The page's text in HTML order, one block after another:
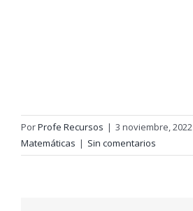
PorProfe Recursos | 3 noviembre, 2022
Matemáticas | Sin comentarios